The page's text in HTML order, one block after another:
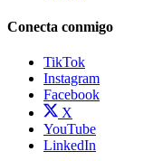
Conecta conmigo
TikTok
Instagram
Facebook
X
YouTube
LinkedIn